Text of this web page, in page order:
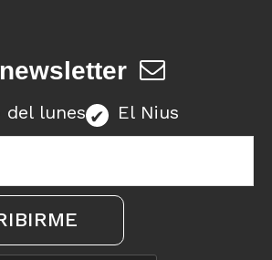
del lunes El Nius